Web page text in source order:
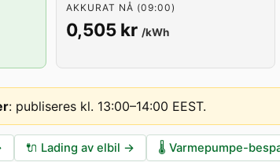
AKKURAT NÅ (09:00)
0,505 kr /kWh
: publiseres kl. 13:00–14:00 EEST.
🔌 Lading av elbil → 🌡️ Varmepumpe-